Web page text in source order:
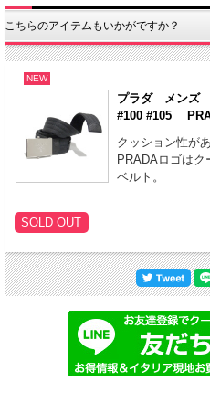
こちらのアイテムもいかがですか？
NEW
プラダ メンズ
#100 #105
クッション性が
PRADAロゴは
ベルト。
SOLD OUT